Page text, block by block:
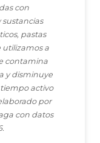
con
pastas
utilizamos a
contamina
y disminuye
activo
por
con datos